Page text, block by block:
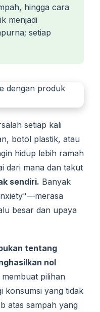
hingga cara
menjadi
setiap
setiap kali
botol plastik, atau
hidup lebih ramah
dari mana dan takut
sendiri. Banyak
besar dan upaya
tentang
nol
pilihan
konsumsi yang tidak
atas sampah yang